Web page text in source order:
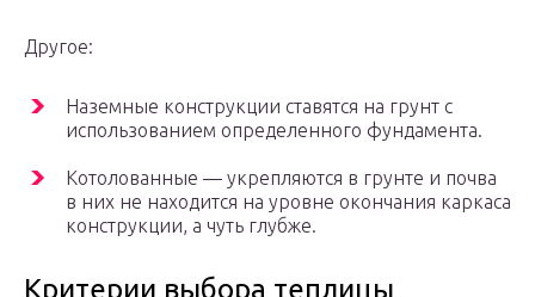
Другое:
Наземные конструкции ставятся на грунт с
использованием определенного фундамента.
Котолованные — укрепляются в грунте и почва
в них не находится на уровне окончания каркаса
конструкции, а чуть глубже.
Критерии выбора теплицы